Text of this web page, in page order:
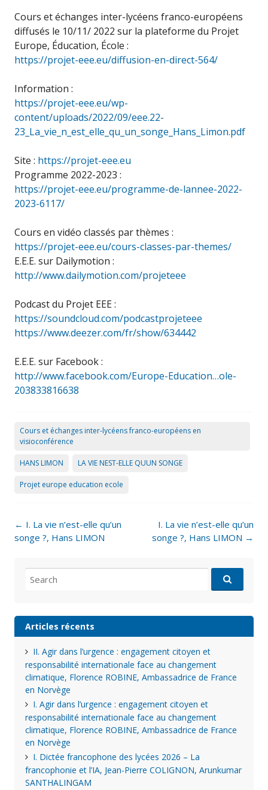
Cours et échanges inter-lycéens franco-européens
diffusés le 10/11/ 2022 sur la plateforme du Projet
Europe, Éducation, École :
https://projet-eee.eu/diffusion-en-direct-564/
Information :
https://projet-eee.eu/wp-
content/uploads/2022/09/eee.22-
23_La_vie_n_est_elle_qu_un_songe_Hans_Limon.pdf
Site : https://projet-eee.eu
Programme 2022-2023 :
https://projet-eee.eu/programme-de-lannee-2022-
2023-6117/
Cours en vidéo classés par thèmes :
https://projet-eee.eu/cours-classes-par-themes/
E.E.E. sur Dailymotion :
http://www.dailymotion.com/projeteee
Podcast du Projet EEE :
https://soundcloud.com/podcastprojeteee
https://www.deezer.com/fr/show/634442
E.E.E. sur Facebook :
http://www.facebook.com/Europe-Education…ole-
203833816638
Cours et échanges inter-lycéens franco-européens en
visioconférence
HANS LIMON LA VIE NEST-ELLE QUUN SONGE
Projet europe education ecole
Post
navigation
← I. La vie n’est-elle qu’un
songe ?, Hans LIMON
I. La vie n’est-elle qu’un
songe ?, Hans LIMON →
for:
Articles récents
II. Agir dans l’urgence : engagement citoyen et
responsabilité internationale face au changement
climatique, Florence ROBINE, Ambassadrice de France
en Norvège
I. Agir dans l’urgence : engagement citoyen et
responsabilité internationale face au changement
climatique, Florence ROBINE, Ambassadrice de France
en Norvège
I. Dictée francophone des lycées 2026 – La
francophonie et l’IA, Jean-Pierre COLIGNON, Arunkumar
SANTHALINGAM